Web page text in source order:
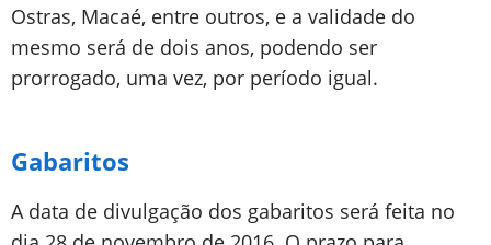
Ostras, Macaé, entre outros, e a validade do
mesmo será de dois anos, podendo ser
prorrogado, uma vez, por período igual.
Gabaritos
A data de divulgação dos gabaritos será feita no